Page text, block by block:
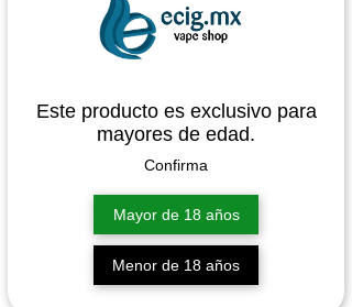
Este producto es exclusivo para
mayores de edad.
Confirma
Mayor de 18 años
Menor de 18 años
Nasty Salt Asap Grape
Agotado